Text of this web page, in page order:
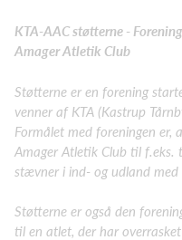
KTA-AAC støtterne -
Amager Atletik Club
Støtterne er en forening
venner af KTA (Kastrup
Formålet med foreningen
Amager Atletik Club til f.eks.
stævner i ind- og udland med
Støtterne er også den
til en atlet, der har overrasket